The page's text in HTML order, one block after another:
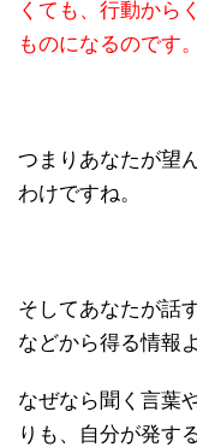
くても、行動から
ものになるのです。
つまりあなたが望
わけですね。
そしてあなたが話
などから得る情報
なぜなら聞く言葉
りも、自分が発す